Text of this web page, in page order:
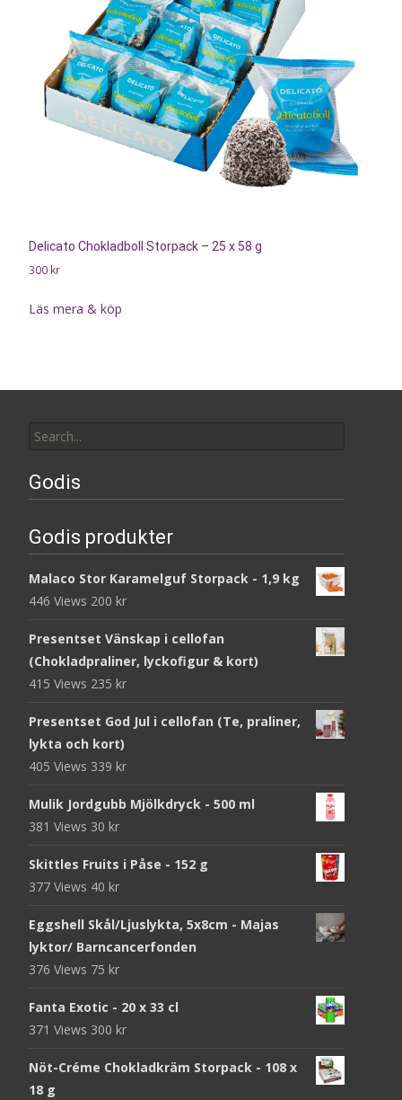
Delicato Chokladboll Storpack – 25 x 58 g
300 kr
Läs mera & köp
for:
Godis
Godis produkter
Malaco Stor Karamelguf Storpack - 1,9 kg
446 Views 200 kr
Presentset Vänskap i cellofan
(Chokladpraliner, lyckofigur & kort)
415 Views 235 kr
Presentset God Jul i cellofan (Te, praliner,
lykta och kort)
405 Views 339 kr
Mulik Jordgubb Mjölkdryck - 500 ml
381 Views 30 kr
Skittles Fruits i Påse - 152 g
377 Views 40 kr
Eggshell Skål/Ljuslykta, 5x8cm - Majas
lyktor/ Barncancerfonden
376 Views 75 kr
Fanta Exotic - 20 x 33 cl
371 Views 300 kr
Nöt-Créme Chokladkräm Storpack - 108 x
18 g